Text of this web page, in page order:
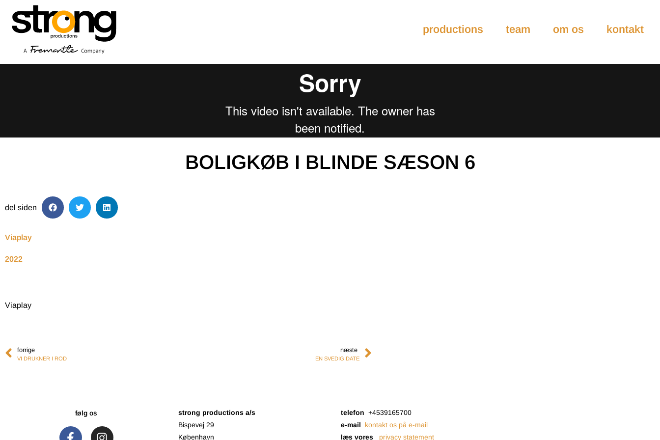
productions team om os kontakt
BOLIGKØB I BLINDE SÆSON 6
del siden
Viaplay
2022
Viaplay
forrige
VI DRUKNER I ROD
næste
EN SVEDIG DATE
følg os
strong productions a/s
Bispevej 29
København
telefon +4539165700
e-mail kontakt os på e-mail
læs vores privacy statement